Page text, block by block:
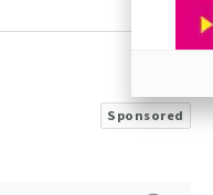
Sponsored参